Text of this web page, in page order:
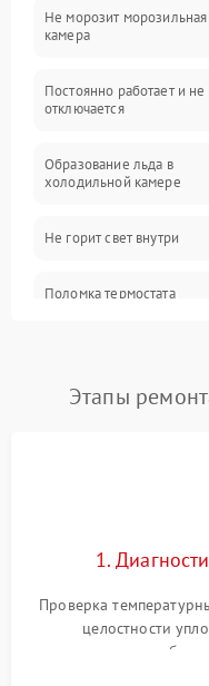
Дренаж
Не морозит морозильная
камера
Постоянно работает и не
отключается
Образование льда в
холодильной камере
Не горит свет внутри
Поломка термостата
Поломка системы No
работе
Этапы
1.
Проверка
целостности
сопротивления
считывание кодов